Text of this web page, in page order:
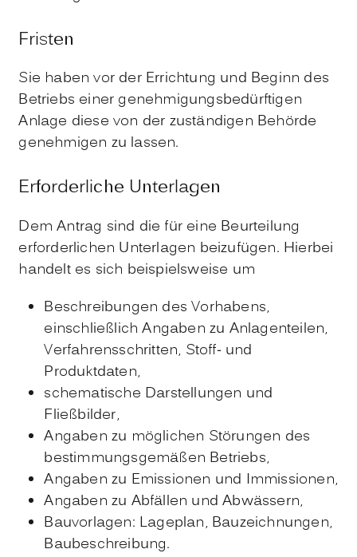
Fristen
Sie haben vor derErrichtung und Beginn des
Betriebs einer genehmigungsbedürftigen
Anlage diese von der zuständigen Behörde
genehmigen zu lassen.
Erforderliche Unterlagen
Dem Antrag sind die für eine Beurteilung
erforderlichen Unterlagen beizufügen. Hierbei
handelt es sich beispielsweise um
Beschreibungen des Vorhabens,
einschließlich Angaben zu Anlagenteilen,
Verfahrensschritten, Stoff- und
Produktdaten,
schematische Darstellungen und
Fließbilder,
Angaben zu möglichen Störungen des
bestimmungsgemäßen Betriebs,
Angaben zu Emissionen und Immissionen,
Angaben zu Abfällen und Abwässern,
Bauvorlagen: Lageplan, Bauzeichnungen,
Baubeschreibung.